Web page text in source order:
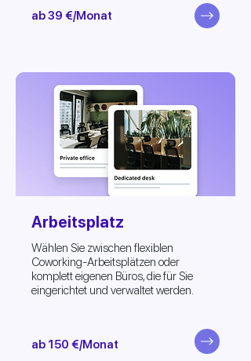
ab 39 €/Monat
Arbeitsplatz
Wählen Sie zwischen flexiblen
Coworking-Arbeitsplätzen oder
komplett eigenen Büros, die für Sie
eingerichtet und verwaltet werden.
ab 150 €/Monat